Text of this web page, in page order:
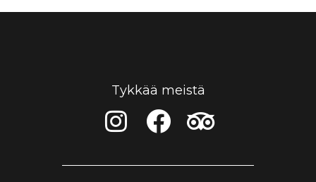
Tykkää meistä
I
n
s
F
a
c
T
r
i